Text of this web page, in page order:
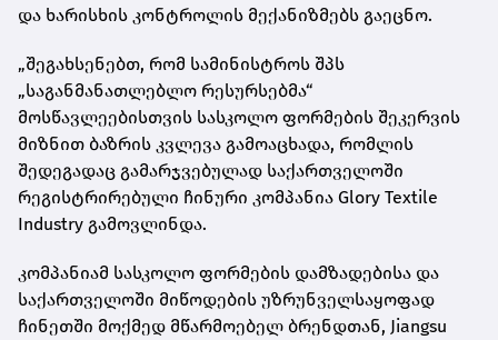
და ხარისხის კონტროლის მექანიზმებს გაეცნო.
„შეგახსენებთ, რომ სამინისტროს შპს
„საგანმანათლებლო რესურსებმა“
მოსწავლეებისთვის სასკოლო ფორმების შეკერვის
მიზნით ბაზრის კვლევა გამოაცხადა, რომლის
შედეგადაც გამარჯვებულად საქართველოში
რეგისტრირებული ჩინური კომპანია Glory Textile
Industry გამოვლინდა.
კომპანიამ სასკოლო ფორმების დამზადებისა და
საქართველოში მიწოდების უზრუნველსაყოფად
ჩინეთში მოქმედ მწარმოებელ ბრენდთან, Jiangsu